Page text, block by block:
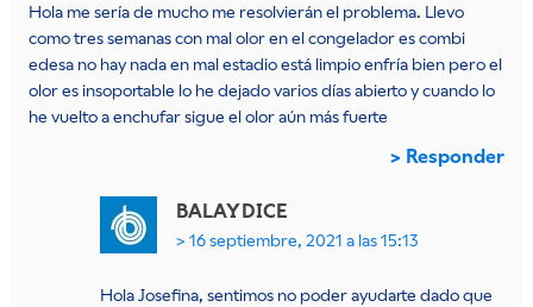
Hola me sería de mucho me resolvierán el problema. Llevo
como tres semanas con mal olor en el congelador es combi
edesa no hay nada en mal estadio está limpio enfría bien pero el
olor es insoportable lo he dejado varios días abierto y cuando lo
he vuelto a enchufar sigue el olor aún más fuerte
Responder
BALAY DICE
16 septiembre, 2021 a las 15:13
Hola Josefina, sentimos no poder ayudarte dado que